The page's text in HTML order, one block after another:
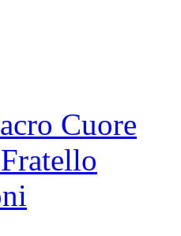
Cuore